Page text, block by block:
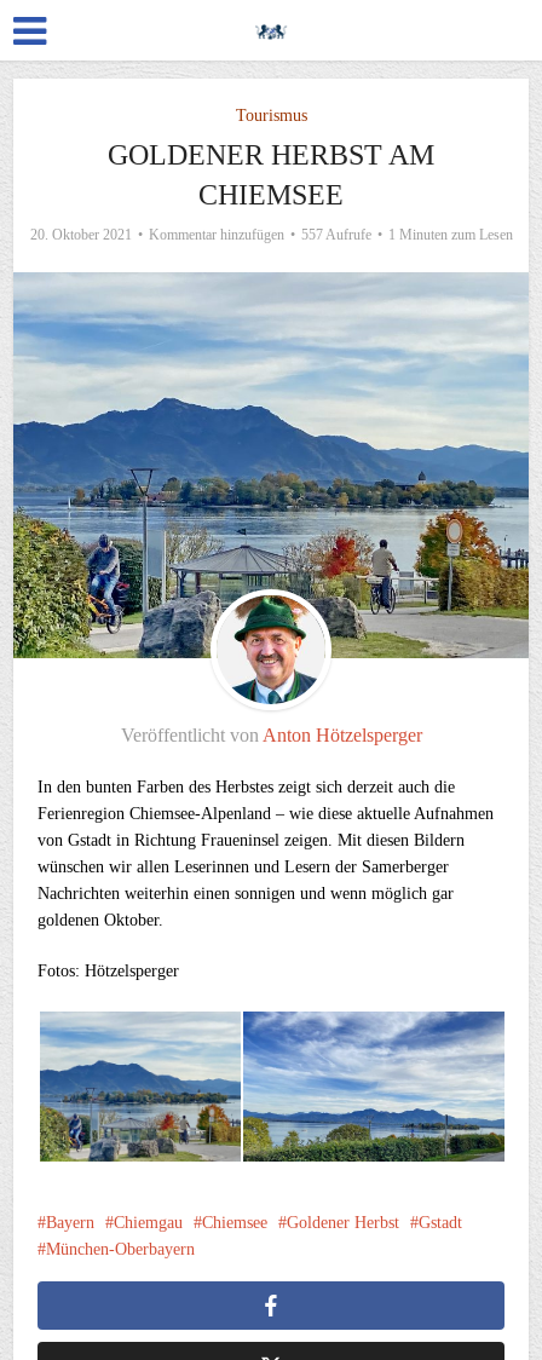
Tourismus
GOLDENER HERBST AM
CHIEMSEE
20. Oktober 2021 Kommentar hinzufügen 557 Aufrufe 1 Minuten zum Lesen
Veröffentlicht von Anton Hötzelsperger
In den bunten Farben des Herbstes zeigt sich derzeit auch die
Ferienregion Chiemsee-Alpenland – wie diese aktuelle Aufnahmen
von Gstadt in Richtung Fraueninsel zeigen. Mit diesen Bildern
wünschen wir allen Leserinnen und Lesern der Samerberger
Nachrichten weiterhin einen sonnigen und wenn möglich gar
goldenen Oktober.
Fotos: Hötzelsperger
Bayern Chiemgau Chiemsee Goldener Herbst
Gstadt
München-Oberbayern